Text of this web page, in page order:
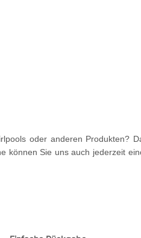
oder anderen Produkten?
Sie uns auch jederzeit